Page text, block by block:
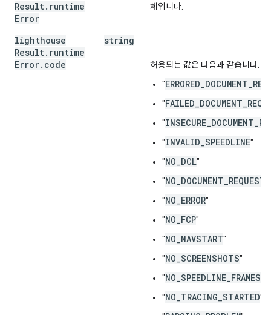
Result. runtime
Error
체입니다.
lighthouse
Result. runtime
Error. code
string
허용되는 값은 다음과 같습니다.
"
"
"
"INVALID_SPEEDLINE"
"NO_DCL"
"NO_DOCUMENT_REQUEST
"NO_ERROR"
"NO_FCP"
"NO_NAVSTART"
"NO_SCREENSHOTS"
"NO_SPEEDLINE_FRAMES"
"NO_TRACING_STARTED"